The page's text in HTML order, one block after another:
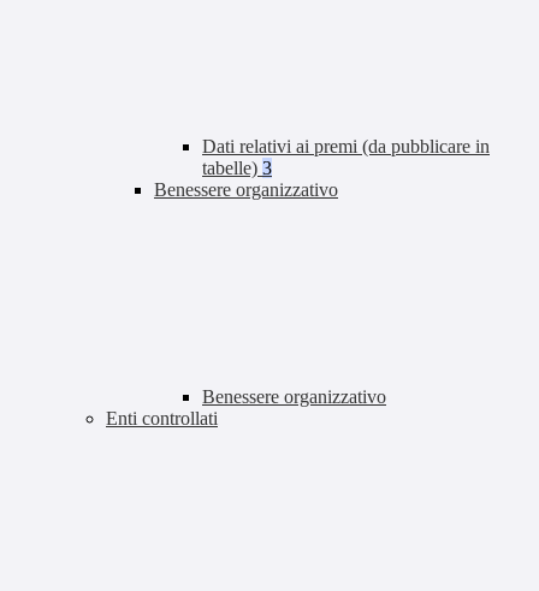
Dati relativi ai premi (da pubblicare in
tabelle) 3
Benessere organizzativo
Benessere organizzativo
Enti controllati